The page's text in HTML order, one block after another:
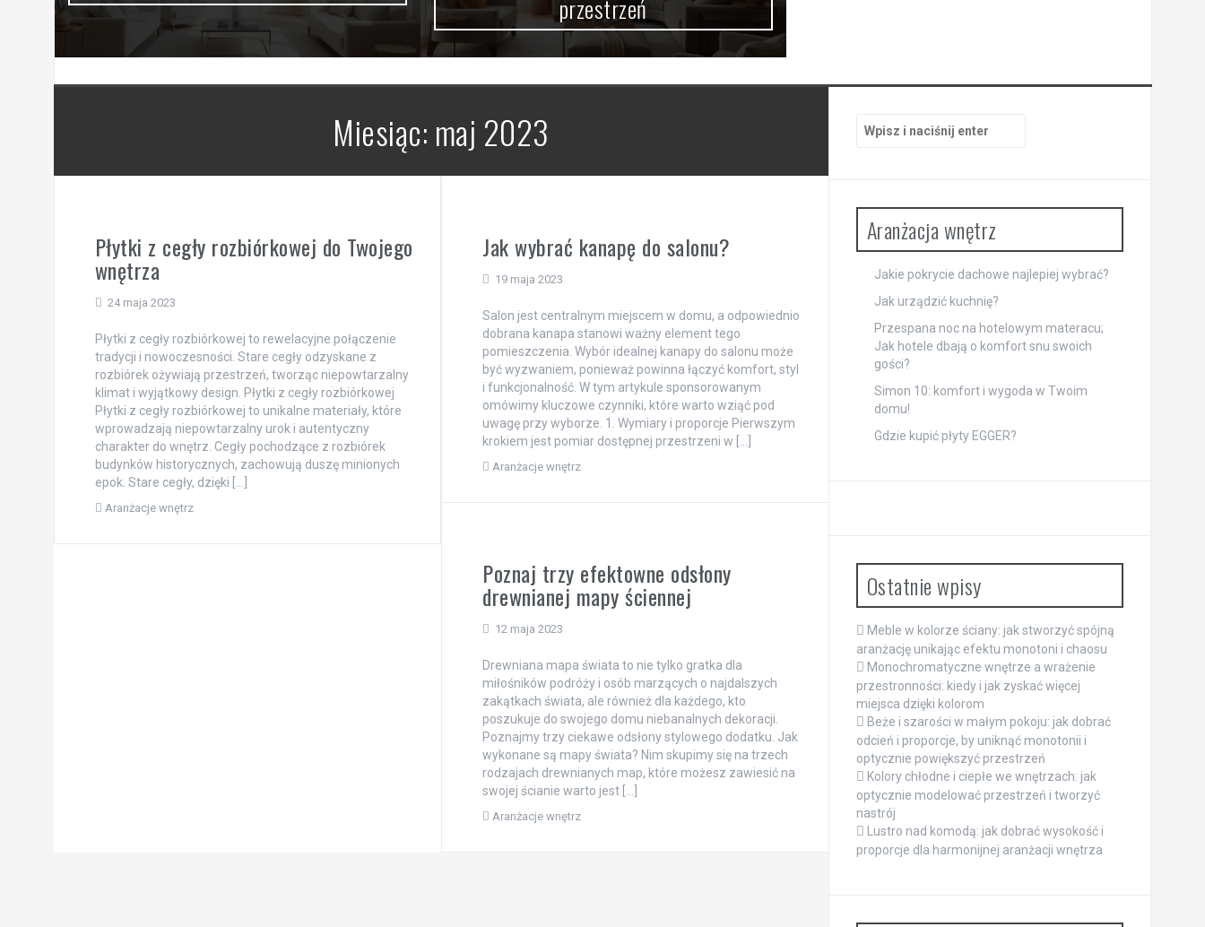
przestrzeń
Miesiąc: maj 2023
Płytki z cegły rozbiórkowej do Twojego
wnętrza
24 maja 2023
Płytki z cegły rozbiórkowej to rewelacyjne połączenie
tradycji i nowoczesności. Stare cegły odzyskane z
rozbiórek ożywiają przestrzeń, tworząc niepowtarzalny
klimat i wyjątkowy design. Płytki z cegły rozbiórkowej
Płytki z cegły rozbiórkowej to unikalne materiały, które
wprowadzają niepowtarzalny urok i autentyczny
charakter do wnętrz. Cegły pochodzące z rozbiórek
budynków historycznych, zachowują duszę minionych
epok. Stare cegły, dzięki […]
Aranżacje wnętrz
Jak wybrać kanapę do salonu?
19 maja 2023
Salon jest centralnym miejscem w domu, a odpowiednio
dobrana kanapa stanowi ważny element tego
pomieszczenia. Wybór idealnej kanapy do salonu może
być wyzwaniem, ponieważ powinna łączyć komfort, styl
i funkcjonalność. W tym artykule sponsorowanym
omówimy kluczowe czynniki, które warto wziąć pod
uwagę przy wyborze. 1. Wymiary i proporcje Pierwszym
krokiem jest pomiar dostępnej przestrzeni w […]
Aranżacje wnętrz
Poznaj trzy efektowne odsłony
drewnianej mapy ściennej
12 maja 2023
Drewniana mapa świata to nie tylko gratka dla
miłośników podróży i osób marzących o najdalszych
zakątkach świata, ale również dla każdego, kto
poszukuje do swojego domu niebanalnych dekoracji.
Poznajmy trzy ciekawe odsłony stylowego dodatku. Jak
wykonane są mapy świata? Nim skupimy się na trzech
rodzajach drewnianych map, które możesz zawiesić na
swojej ścianie warto jest […]
Aranżacje wnętrz
Aranżacja wnętrz
Jakie pokrycie dachowe najlepiej wybrać?
Jak urządzić kuchnię?
Przespana noc na hotelowym materacu;
Jak hotele dbają o komfort snu swoich
gości?
Simon 10: komfort i wygoda w Twoim
domu!
Gdzie kupić płyty EGGER?
Ostatnie wpisy
Meble w kolorze ściany: jak stworzyć spójną
aranżację unikając efektu monotoni i chaosu
Monochromatyczne wnętrze a wrażenie
przestronności: kiedy i jak zyskać więcej
miejsca dzięki kolorom
Beże i szarości w małym pokoju: jak dobrać
odcień i proporcje, by uniknąć monotonii i
optycznie powiększyć przestrzeń
Kolory chłodne i ciepłe we wnętrzach: jak
optycznie modelować przestrzeń i tworzyć
nastrój
Lustro nad komodą: jak dobrać wysokość i
proporcje dla harmonijnej aranżacji wnętrza